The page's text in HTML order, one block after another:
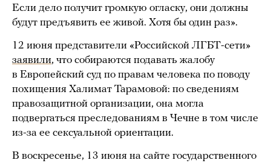
Если дело получит громкую огласку, они должны
будут предъявить ее живой. Хотя бы один раз».
12 июня представители «Российской ЛГБТ-сети»
заявили, что собираются подавать жалобу
в Европейский суд по правам человека по поводу
похищения Халимат Тарамовой: по сведениям
правозащитной организации, она могла
подвергаться преследованиям в Чечне в том числе
из-за ее сексуальной ориентации.
В воскресенье, 13 июня на сайте государственного